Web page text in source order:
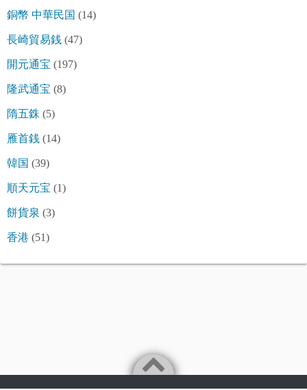
銅幣 中華民国 (14)
長崎貿易銭 (47)
開元通宝 (197)
隆武通宝 (8)
隋五銖 (5)
雁首銭 (14)
韓国 (39)
順天元宝 (1)
餅貨泉 (3)
香港 (51)